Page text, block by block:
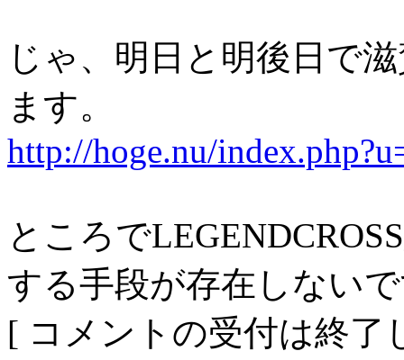
じゃ、明日と明後日で
ます。
http://hoge.nu/
ところで
する手段が存在しない
[ コメントの受付は終了